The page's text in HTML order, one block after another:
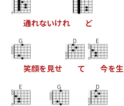
通れないけれ ど
G
笑顔を見せ
D
て
E
今を生
E G D